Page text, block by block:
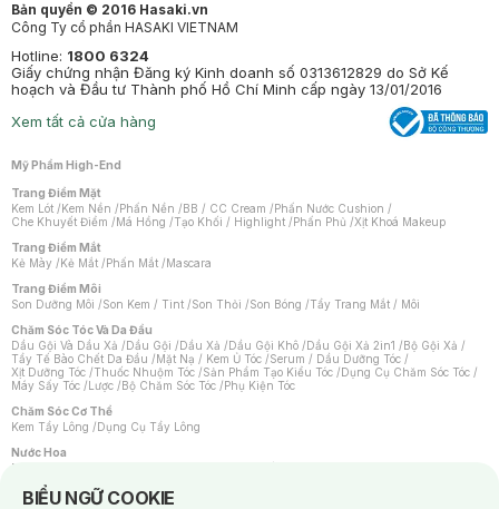
Bản quyền © 2016 Hasaki.vn
Công Ty cổ phần HASAKI VIETNAM
Hotline: 1800 6324
Giấy chứng nhận Đăng ký Kinh doanh số 0313612829 do Sở Kế
hoạch và Đầu tư Thành phố Hồ Chí Minh cấp ngày 13/01/2016
Xem tất cả cửa hàng
Mỹ Phẩm High-End
Trang Điểm Mặt
Kem Lót /Kem Nền /Phấn Nền /BB / CC Cream /Phấn Nước Cushion /
Che Khuyết Điểm /Má Hồng /Tạo Khối / Highlight /Phấn Phủ /Xịt Khoá Makeup
Trang Điểm Mắt
Kẻ Mày /Kẻ Mắt /Phấn Mắt /Mascara
Trang Điểm Môi
Son Dưỡng Môi /Son Kem / Tint /Son Thỏi /Son Bóng /Tẩy Trang Mắt / Môi
Chăm Sóc Tóc Và Da Đầu
Dầu Gội Và Dầu Xả /Dầu Gội /Dầu Xả /Dầu Gội Khô /Dầu Gội Xả 2in1 /Bộ Gội Xả /
Tẩy Tế Bào Chết Da Đầu /Mặt Nạ / Kem Ủ Tóc /Serum / Dầu Dưỡng Tóc /
Xịt Dưỡng Tóc /Thuốc Nhuộm Tóc /Sản Phẩm Tạo Kiểu Tóc /Dụng Cụ Chăm Sóc Tóc /
Máy Sấy Tóc /Lược /Bộ Chăm Sóc Tóc /Phụ Kiện Tóc
Chăm Sóc Cơ Thể
Kem Tẩy Lông /Dụng Cụ Tẩy Lông
Nước Hoa
Nước Hoa Nữ
BIỂU NGỮ COOKIE
Notice about cookies usage